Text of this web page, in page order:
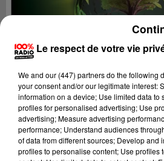
Le respect de votre vie
We and our (447) partnersdo the following
your consent and/or our legitimate interest:
information on a device; Use limited data to
profiles for personalised advertising; Use
advertising; Measure advertising
performance; Understand audiences
of data from different sources; Develop and
profiles to personalise content; Use profiles